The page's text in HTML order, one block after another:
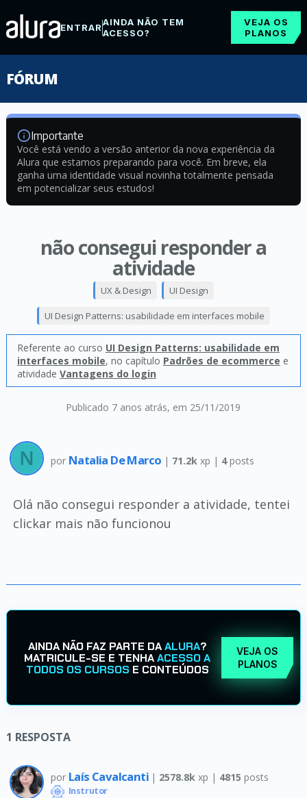
ENTRARAINDA NÃO TEM
ACESSO?
VEJA OS
PLANOS
FÓRUM
Importante
Você está vendo a versão anterior da nova experiência da
Alura que estamos preparando para você. Em breve, ela
ganha uma identidade visual novinha totalmente pensada
em potencializar seus estudos!
não consegui responder a
atividade
Publicado 7 anos atrás, em 25/11/2019
UX & Design UI Design
UI Design Patterns: usabilidade em interfaces mobile
Referente ao curso UI Design Patterns: usabilidade em
interfaces mobile, no capítulo Padrões de ecommerce e
atividade Vantagens do login
por Natalia De Marco | 71.2k xp | 4posts
Olá não consegui responder a atividade, tentei
clickar mais não funcionou
AINDA NÃO FAZ PARTE DAALURA?
MATRICULE-SE E TENHAACESSO A
TODOS OS CURSOS E CONTEÚDOS
VEJA OS
PLANOS
1 RESPOSTA
por Laís Cavalcanti | 2578.8k xp | 4815 posts
Instrutor